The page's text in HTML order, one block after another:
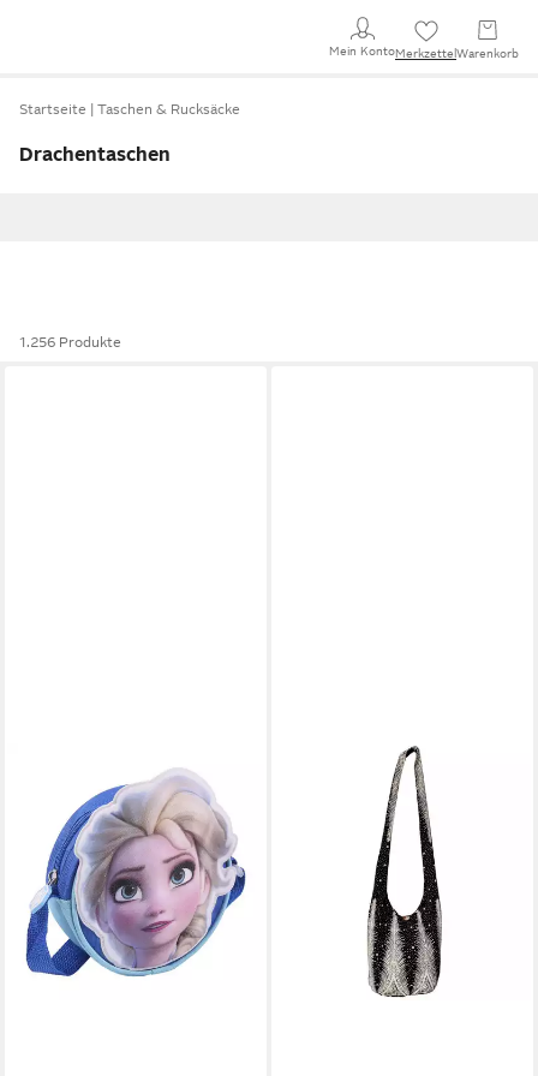
Mein KontoMerkzettel Warenkorb
Startseite Taschen & Rucksäcke
Drachentaschen
1.256 Produkte